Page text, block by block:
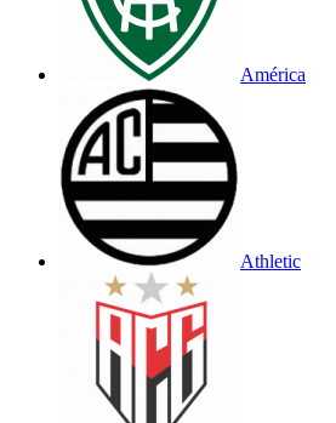
América
Athletic